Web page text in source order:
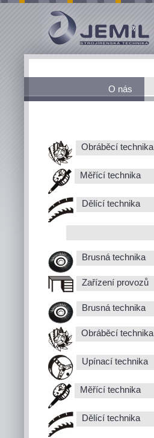
O nás
Obráběcí technika
Měřící technika
Dělící technika
Brusná technika
Zařízení provozů
Brusná technika
Obráběcí technika
Upínací technika
Měřící technika
Dělící technika